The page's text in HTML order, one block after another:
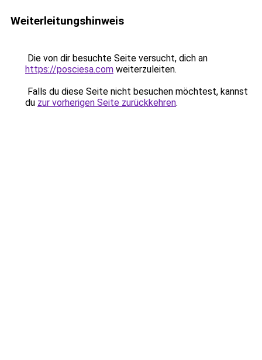
Weiterleitungshinweis
Die von dir besuchte Seite versucht, dich an
https://posciesa.com weiterzuleiten.
Falls du diese Seite nicht besuchen möchtest, kannst
du zur vorherigen Seite zurückkehren.